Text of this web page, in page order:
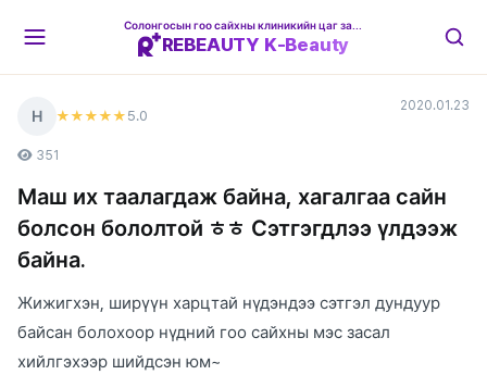
REBEAUTY K-Beauty
Н ★★★★★ 5.0
2020.01.23
351
Маш их таалагдаж байна, хагалгаа сайн
болсон бололтой ㅎㅎ Сэтгэгдлээ үлдээж
байна.
Жижигхэн, ширүүн харцтай нүдэндээ сэтгэл дундуур
байсан болохоор нүдний гоо сайхны мэс засал
хийлгэхээр шийдсэн юм~